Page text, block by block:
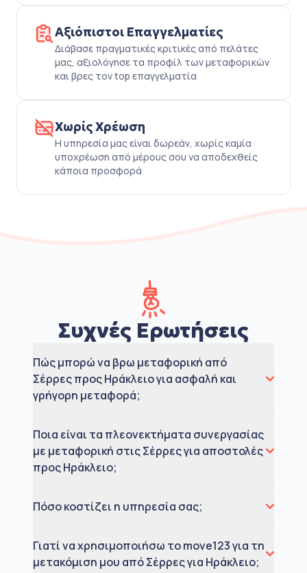
Αξιόπιστοι Επαγγελματίες
Διάβασε πραγματικές κριτικές από πελάτες
μας, αξιολόγησε τα προφίλ των μεταφορικών
και βρες τον top επαγγελματία
Χωρίς Χρέωση
Η υπηρεσία μας είναι δωρεάν, χωρίς καμία
υποχρέωση από μέρους σου να αποδεχθείς
κάποια προσφορά
Συχνές Ερωτήσεις
Πώς μπορώ να βρω μεταφορική από
Σέρρες προς Ηράκλειο για ασφαλή και
γρήγορη μεταφορά;
Ποια είναι τα πλεονεκτήματα συνεργασίας
με μεταφορική στις Σέρρες για αποστολές
προς Ηράκλειο;
Πόσο κοστίζει η υπηρεσία σας;
Γιατί να χρησιμοποιήσω το move123 για τη
μετακόμιση μου από Σέρρες για Ηράκλειο;